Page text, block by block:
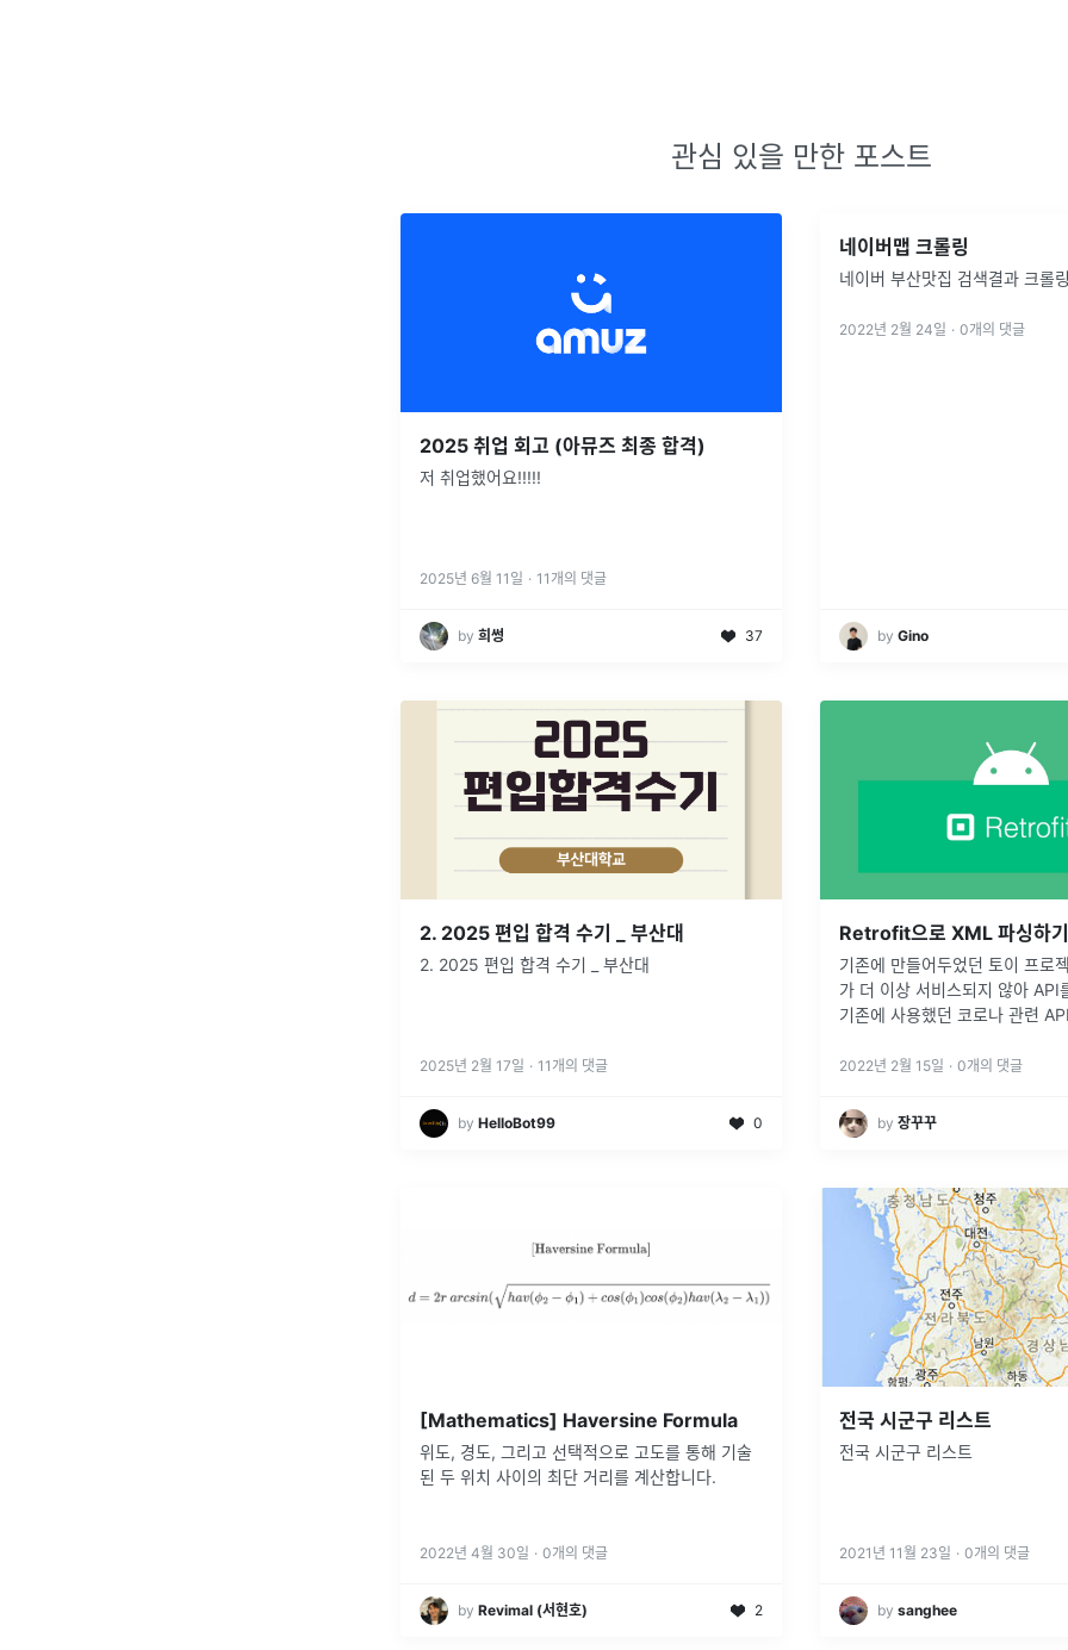
관심 있을 만한 포스트
2025 취업 회고 (아뮤즈 최종 합격)
저 취업했어요!!!!!
2025년 6월 11일 · 11 개의 댓글
by 희썽 37
네이버맵 크롤링
네이버 부산맛집 검색결과 크롤
2022년 2월 24일 · 0개의 댓글
by Gino
2. 2025 편입 합격 수기 _ 부산대
2. 2025 편입 합격 수기 _ 부산대
2025년 2월 17일 · 11 개의 댓글
by HelloBot99 0
Retrofit으로 XML 파싱하
기존에 만들어두었던 토이 프로
가 더 이상 서비스되지 않아 API
기존에 사용했던 코로나 관련
XML로만 내려주더라구요
2022년 2월 15일 · 0개의 댓글
by 장꾸꾸
[Mathematics] Haversine Formula
위도, 경도, 그리고 선택적으로 고도를 통해 기술
된 두 위치 사이의 최단 거리를 계산합니다.
2022년 4월 30일 · 0개의 댓글
by Revimal (서현호) 2
전국 시군구 리스트
전국 시군구 리스트
2021년 11월 23일 · 0개의 댓글
by sanghee